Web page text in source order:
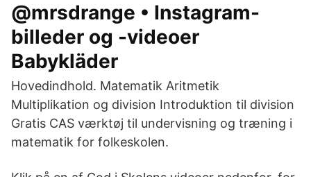
@mrsdrange • Instagram-
billeder og -videoer
Babykläder
Hovedindhold. Matematik Aritmetik
Multiplikation og division Introduktion til division
Gratis CAS værktøj til undervisning og træning i
matematik for folkeskolen.